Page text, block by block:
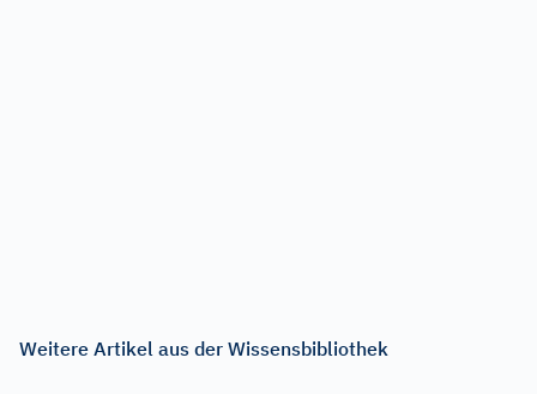
Weitere Artikel aus der Wissensbibliothek